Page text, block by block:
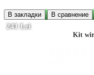
В закладки В сравнение
241 Lei